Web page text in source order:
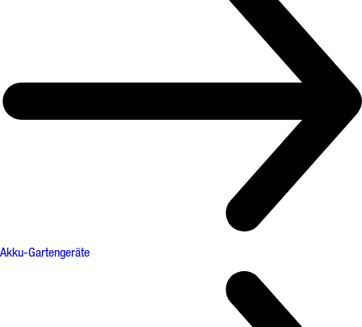
Akku-Gartengeräte